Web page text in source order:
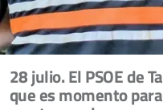
28 julio. El PSOE de
que es momento